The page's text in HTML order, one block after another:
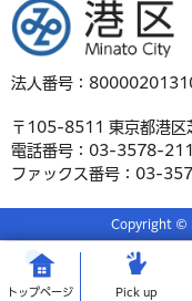
トップページ Pick up
港区
法人番号：
〒105-8511 東京都港区
電話番号：03-3578-
ファックス番号：03-
Copyright ©